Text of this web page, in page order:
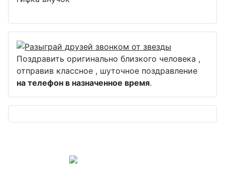
Поздравить оригинально близкого человека ,
отправив классное , шуточное поздравление
на телефон в назначенное время.